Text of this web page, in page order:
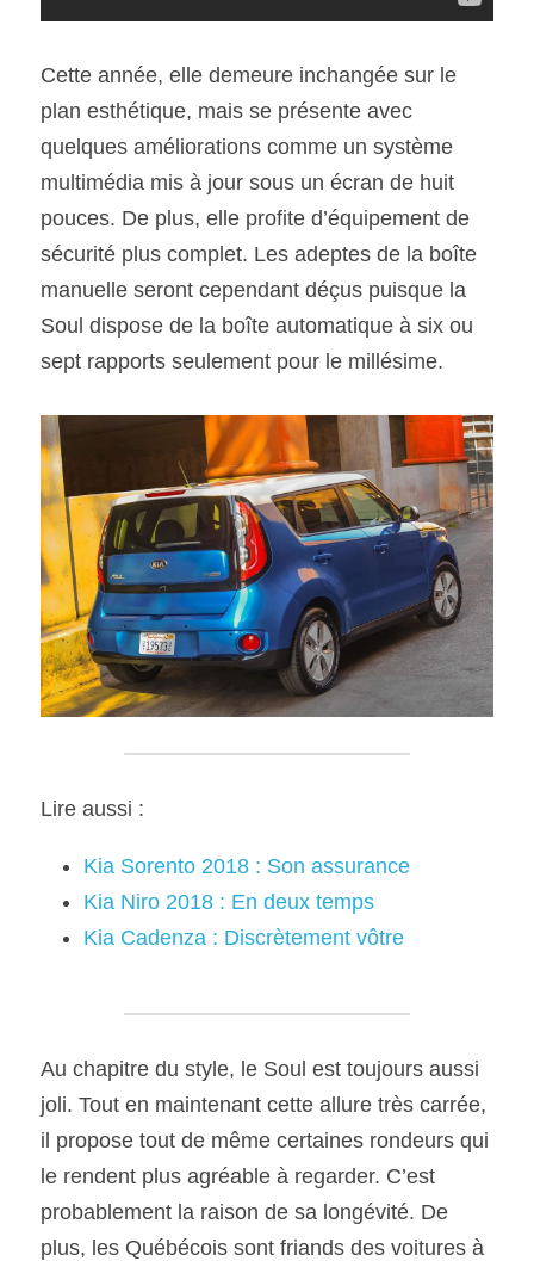
Cette année, elle demeure inchangée sur le
plan esthétique, mais se présente avec
quelques améliorations comme un système
multimédia mis à jour sous un écran de huit
pouces. De plus, elle profite d’équipement de
sécurité plus complet. Les adeptes de la boîte
manuelle seront cependant déçus puisque la
Soul dispose de la boîte automatique à six ou
sept rapports seulement pour le millésime.
Lire aussi :
Kia Sorento 2018 : Son assurance
Kia Niro 2018 : En deux temps
Kia Cadenza : Discrètement vôtre
Au chapitre du style, le Soul est toujours aussi
joli. Tout en maintenant cette allure très carrée,
il propose tout de même certaines rondeurs qui
le rendent plus agréable à regarder. C’est
probablement la raison de sa longévité. De
plus, les Québécois sont friands des voitures à